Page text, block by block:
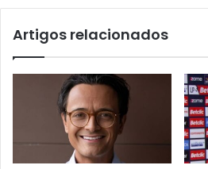
Artigos relacionados